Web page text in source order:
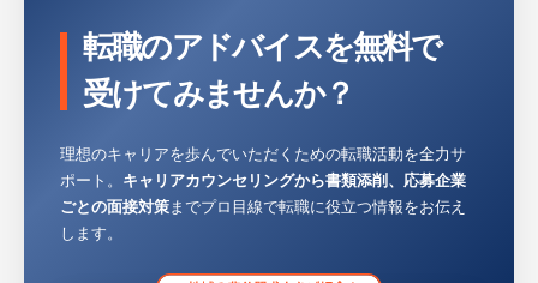
クスルーを実現。シリコンウェーハ再生事業
で、シリコンウェーハ再生業界で世界シェア
はナンバーワン。就業環境でもナンバーワン
転職のアドバイスを無料で
受けてみませんか？
理想のキャリアを歩んでいただくための転職活動を全力サ
ポート。 キャリアカウンセリングから書類添削、応募企業
ごとの面接対策までプロ目線で転職に役立つ情報をお伝え
します。